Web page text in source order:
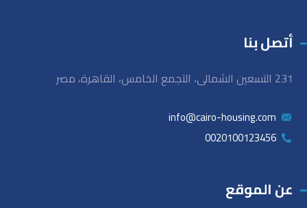
أتصل بنا
231 التسعين الشمالى، التجمع الخامس، القاهرة، مصر
info@cairo-housing.com
0020100123456
عن الموقع